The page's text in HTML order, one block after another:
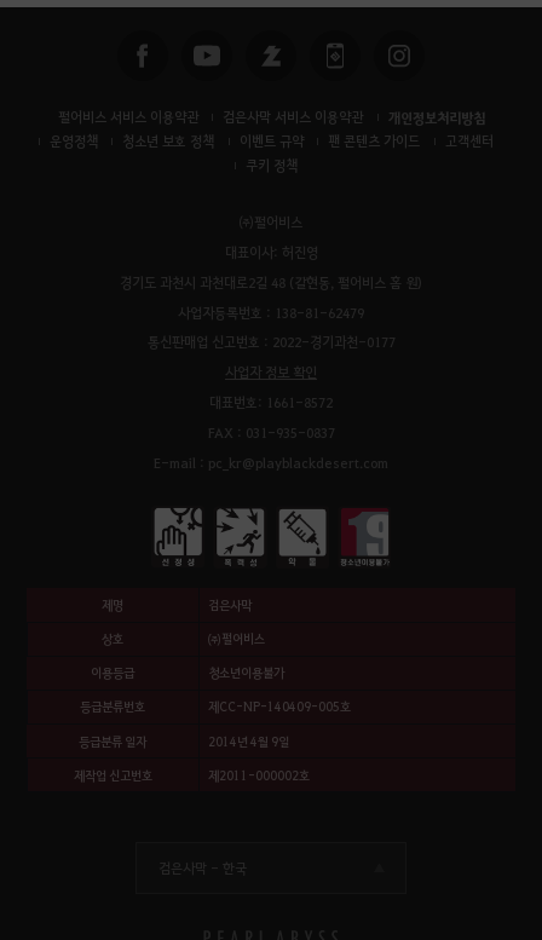
펄어비스 서비스 이용약관 검은사막 서비스 이용약관 개인정보처리방침
운영정책 청소년 보호 정책 이벤트 규약 팬 콘텐츠 가이드
고객센터
쿠키 정책
㈜펄어비스
대표이사: 허진영
경기도 과천시 과천대로2길 48 (갈현동, 펄어비스 홈 원)
사업자등록번호 : 138-81-62479
통신판매업 신고번호 : 2022-경기과천-0177
사업자 정보 확인
대표번호: 1661-8572
FAX : 031-935-0837
E-mail : pc_kr@playblackdesert.com
제명 검은사막
상호 ㈜펄어비스
이용등급 청소년이용불가
등급분류번호 제CC-NP-140409-005호
등급분류 일자 2014년 4월 9일
제작업 신고번호 제2011-000002호
검은사막 - 한국